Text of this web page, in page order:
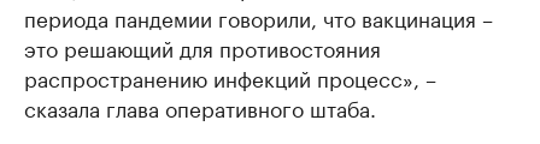
периода пандемии говорили, что вакцинация –
это решающий для противостояния
распространению инфекций процесс», –
сказала глава оперативного штаба.